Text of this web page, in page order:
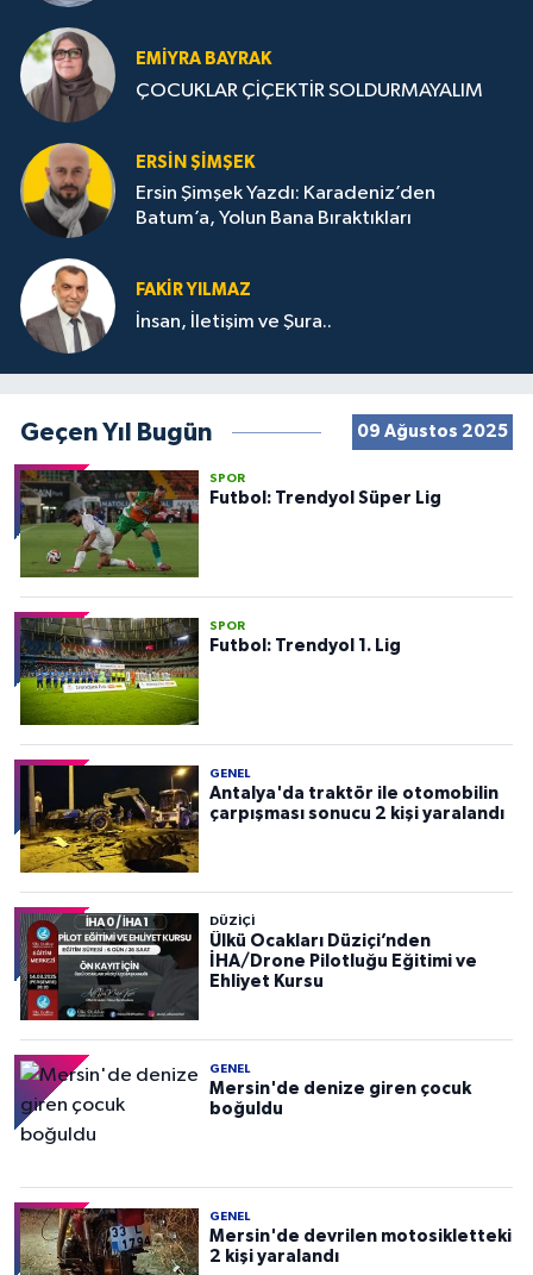
EMIYRA BAYRAK
ÇOCUKLAR ÇİÇEKTİR SOLDURMAYALIM
ERSIN ŞIMŞEK
Ersin Şimşek Yazdı: Karadeniz’den
Batum’a, Yolun Bana Bıraktıkları
FAKIR YILMAZ
İnsan, İletişim ve Şura..
Geçen Yıl Bugün 09 Ağustos 2025
SPOR
Futbol: Trendyol Süper Lig
SPOR
Futbol: Trendyol 1. Lig
GENEL
Antalya'da traktör ile otomobilin
çarpışması sonucu 2 kişi yaralandı
DÜZIÇI
Ülkü Ocakları Düziçi’nden
İHA/Drone Pilotluğu Eğitimi ve
Ehliyet Kursu
GENEL
Mersin'de denize giren çocuk
boğuldu
GENEL
Mersin'de devrilen motosikletteki
2 kişi yaralandı